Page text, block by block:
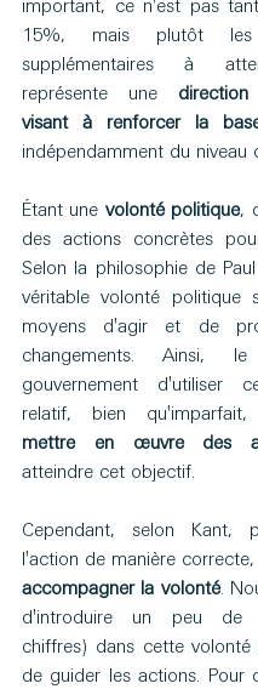
important, ce n'est pas
15%, mais plutôt
supplémentaires à
représente une
visant à renforcer la
indépendamment du niveau
Étant une volonté politique,
des actions concrètes
Selon la philosophie de
véritable volonté politique
moyens d'agir et de
changements. Ainsi,
gouvernement d'utiliser
mettre en œuvre des
atteindre cet objectif.
Cependant, selon Kant,
l'action de manière correcte,
accompagner la volonté.
d'introduire un peu de
chiffres) dans cette volonté
de guider les actions. Pour